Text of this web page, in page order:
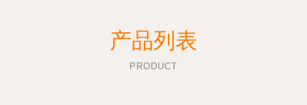
产品列表
PRODUCT